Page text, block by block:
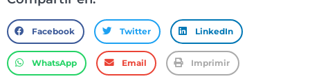
Facebook Twitter LinkedIn
WhatsApp Email Imprimir